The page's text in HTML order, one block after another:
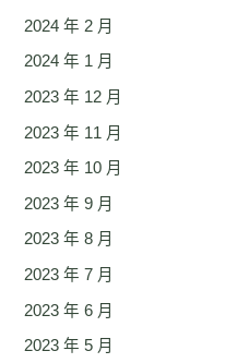
2024 年 2 月
2024 年 1 月
2023 年 12 月
2023 年 11 月
2023 年 10 月
2023 年 9 月
2023 年 8 月
2023 年 7 月
2023 年 6 月
2023 年 5 月